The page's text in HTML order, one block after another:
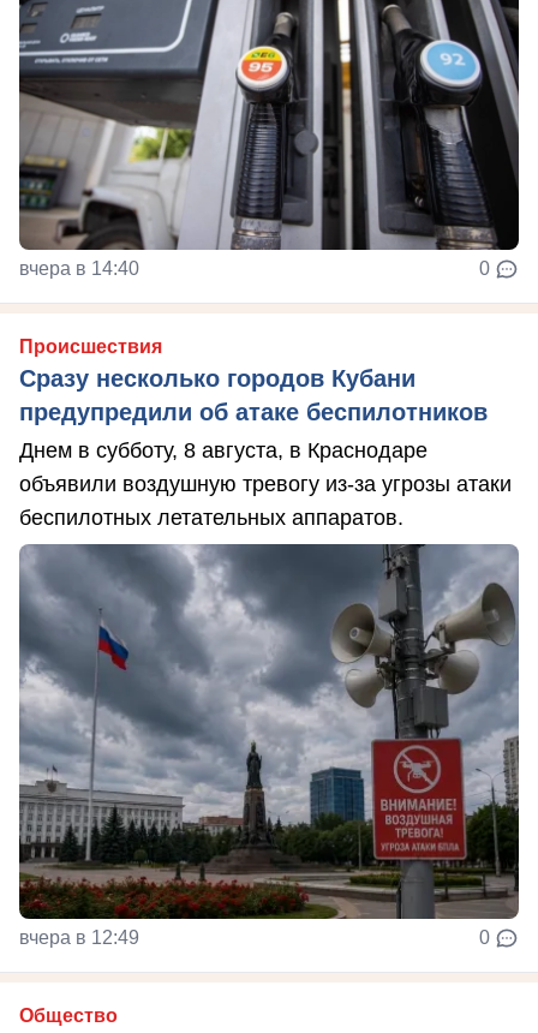
вчера в 14:40 0
Происшествия
Сразу несколько городов Кубани
предупредили об атаке беспилотников
Днем в субботу, 8 августа, в Краснодаре
объявили воздушную тревогу из-за угрозы атаки
беспилотных летательных аппаратов.
вчера в 12:49 0
Общество